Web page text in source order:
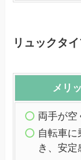
リュックタ
メリ
両手が空
自転車に
き、安定